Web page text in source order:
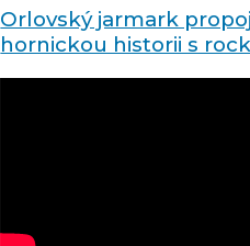
Orlovský jarmark
hornickou historii s